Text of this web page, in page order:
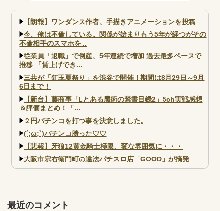
て釘は完全に廃止するべき
【朗報】ワンダンス作者、手描きアニメーションを投稿
今、俺は不倫している。関係が始まりもう5年が経つがその
不倫相手のスマホを...
従業員「退職」で倒産、5年連続で増加 過去最多ペースで
推移 「賃上げでき...
三共が「釘玉夏祭り」を渋谷で開催！期間は8月29日～9月
6日まで！
【新台】藤商事「Lとある魔術の禁書目録2」5ch実戦感想
＆評価まとめ！「...
２円パチンコを打つ事を決意しました。
(´;ω;`)パチンコ勝った♡♡
【悲報】牙狼12黄金騎士極限、変な雰囲気に・・・
大阪市宗右衛門町の違法パチスロ店「GOOD」が摘発
プ報告あり！弱予告...
最近のコメント